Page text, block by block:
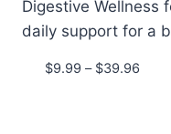
$9.99 – $39.96Price